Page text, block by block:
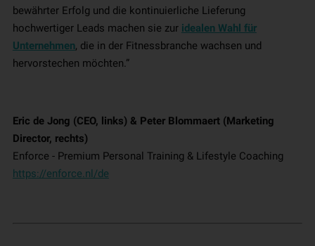
bewährter Erfolg und die kontinuierliche Lieferung
hochwertiger Leads machen sie zur idealen Wahl für
Unternehmen, die in der Fitnessbranche wachsen und
hervorstechen möchten.”
Eric de Jong (CEO, links) & Peter Blommaert (Marketing
Director, rechts)
Enforce - Premium Personal Training & Lifestyle Coaching
https://enforce.nl/de